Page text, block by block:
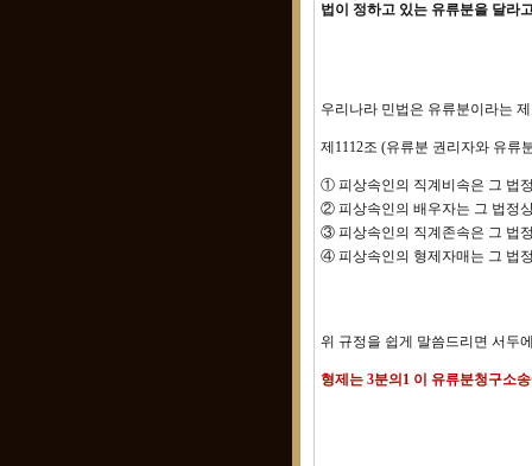
법이 정하고 있는 유류분을 달라
우리나라 민법은 유류분이라는
제1112조 (유류분 권리자와 유류
① 피상속인의 직계비속은 그 법
② 피상속인의 배우자는 그 법정
③ 피상속인의 직계존속은 그 법
④ 피상속인의 형제자매는 그 법
위 규정을 쉽게 말씀드리면 서두
형제는 3분의1 이 유류분청구소